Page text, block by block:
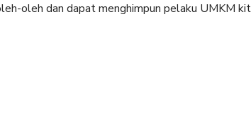
oleh dan dapat menghimpun pelaku UMKM